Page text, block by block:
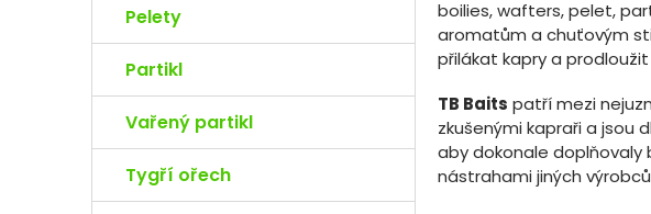
l
Pelety
Partikl
Vařený partikl
Tygří ořech
boilies, wafters, pelet,
aromatům a chuťovým
přilákat kapry a
TB Baits patří mezi
zkušenými kapraři a jsou
aby dokonale doplňovaly
nástrahami jiných